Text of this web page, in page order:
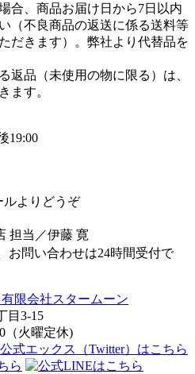
合、商品お届け日から7日以内
（不良商品の返送に係る送料等
だきます）。弊社より代替品を
返品（未使用の物に限る）は、
ます。
19:00
よりどうぞ
担当／伊藤 寛
お問い合わせは24時間受付で
目3-15
（火曜定休)